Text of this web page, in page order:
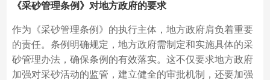
《采砂管理条例》对地方政府的要求
作为《采砂管理条例》的执行主体，地方政府肩负着重要
的责任。条例明确规定，地方政府需制定和实施具体的采
砂管理办法，确保条例的有效落实。这不仅要求地方政府
加强对采砂活动的监管，建立健全的审批机制，还要加强